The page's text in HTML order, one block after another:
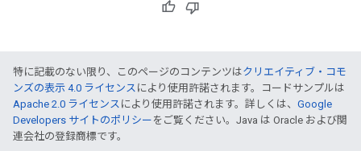
特に記載のない限り、このページのコンテンツはクリエイティブ・コモ
ンズの表示 4.0 ライセンス により使用許諾されます。コードサンプルは
Apache 2.0 ライセンス により使用許諾されます。詳しくは、 Google
Developers サイトのポリシー をご覧ください。Java は Oracle および関
連会社の登録商標です。